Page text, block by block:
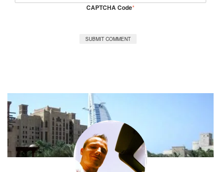
CAPTCHA Code*